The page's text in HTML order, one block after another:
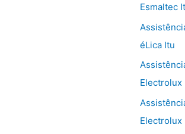
Esmaltec
éLica Itu
Electrolux
Electrolux